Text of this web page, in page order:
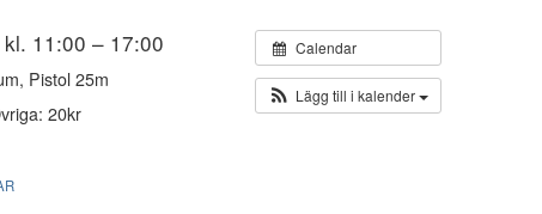
RUTINER FÖR SKJUTLEDARE
FÄLTSKYTTE
Calendar
Lägg till i kalender
11:00 – 17:00
Pistol 25m
20kr